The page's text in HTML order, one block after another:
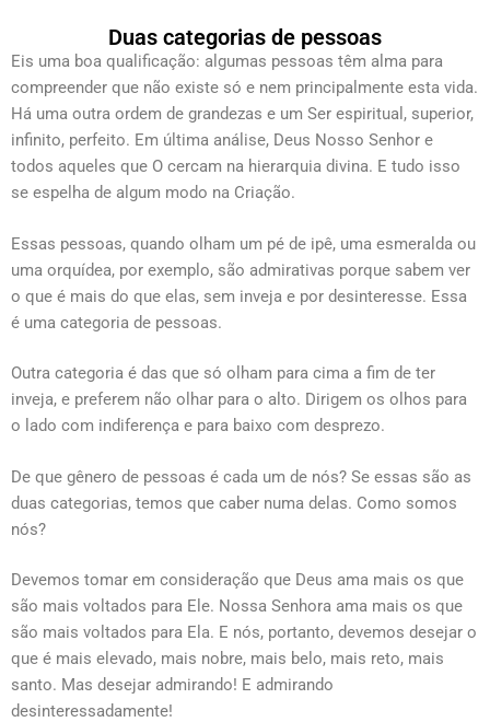
Duas categorias de pessoas
Eis uma boa qualificação: algumas pessoas têm alma para
compreender que não existe só e nem principalmente esta vida.
Há uma outra ordem de grandezas e um Ser espiritual, superior,
infinito, perfeito. Em última análise, Deus Nosso Senhor e
todos aqueles que O cercam na hierarquia divina. E tudo isso
se espelha de algum modo na Criação.
Essas pessoas, quando olham um pé de ipê, uma esmeralda ou
uma orquídea, por exemplo, são admirativas porque sabem ver
o que é mais do que elas, sem inveja e por desinteresse. Essa
é uma categoria de pessoas.
Outra categoria é das que só olham para cima a fim de ter
inveja, e preferem não olhar para o alto. Dirigem os olhos para
o lado com indiferença e para baixo com desprezo.
De que gênero de pessoas é cada um de nós? Se essas são as
duas categorias, temos que caber numa delas. Como somos
nós?
Devemos tomar em consideração que Deus ama mais os que
são mais voltados para Ele. Nossa Senhora ama mais os que
são mais voltados para Ela. E nós, portanto, devemos desejar o
que é mais elevado, mais nobre, mais belo, mais reto, mais
santo. Mas desejar admirando! E admirando
desinteressadamente!